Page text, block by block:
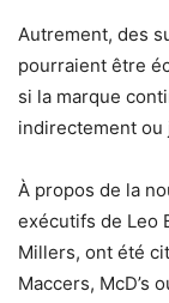
Autrement, des
pourraient être
si la marque
indirectement ou
À propos de la
exécutifs de Leo
Millers, ont été
Maccers, McD’s